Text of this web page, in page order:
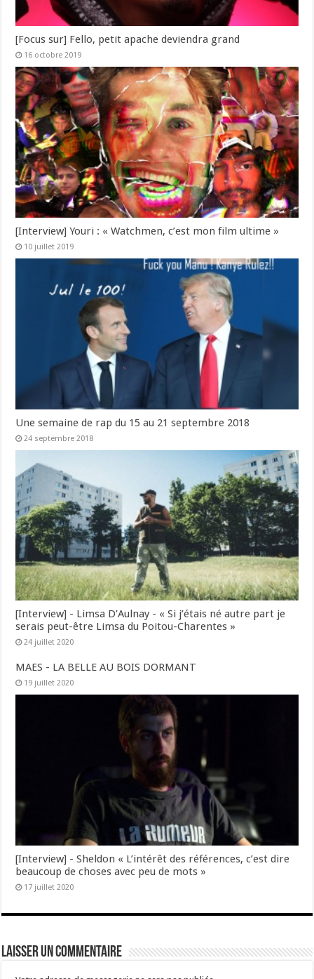
[Focus sur] Fello, petit apache deviendra grand
16 octobre 2019
[Interview] Youri : « Watchmen, c’est mon film ultime »
10 juillet 2019
Une semaine de rap du 15 au 21 septembre 2018
24 septembre 2018
[Interview] - Limsa D’Aulnay - « Si j’étais né autre part je
serais peut-être Limsa du Poitou-Charentes »
24 juillet 2020
MAES - LA BELLE AU BOIS DORMANT
19 juillet 2020
[Interview] - Sheldon « L’intérêt des références, c’est dire
beaucoup de choses avec peu de mots »
17 juillet 2020
Laisser un commentaire